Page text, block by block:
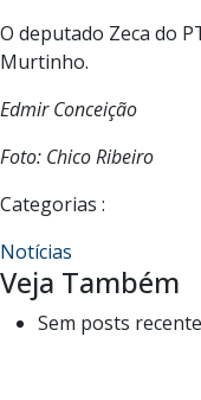
O deputado Zeca do
Murtinho.
Edmir Conceição
Foto: Chico Ribeiro
Categorias :
Notícias
Veja Também
Sem posts